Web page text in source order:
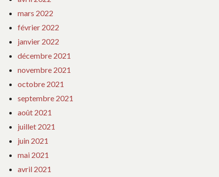
mars 2022
février 2022
janvier 2022
décembre 2021
novembre 2021
octobre 2021
septembre 2021
août 2021
juillet 2021
juin 2021
mai 2021
avril 2021